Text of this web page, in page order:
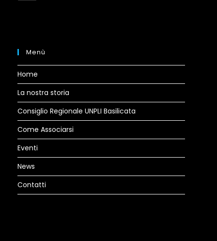
Menù
Home
La nostra storia
Consiglio Regionale UNPLI Basilicata
Come Associarsi
Eventi
News
Contatti